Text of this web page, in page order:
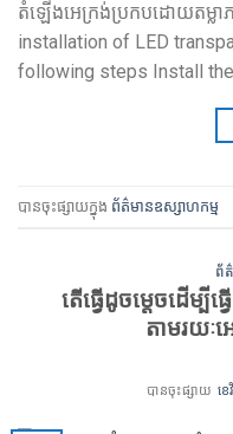
តំឡើងអេក្រង់ប្រកបដោយតម្ល
installation of LED
following steps Install
បានចុះផ្សាយក្នុង ព័ត៌មានឧស្សាហកម្ម
ព័
តើធ្វើដូចម្តេចដើម្បី
តាមរយៈអ
បានចុះផ្សាយ ខេ